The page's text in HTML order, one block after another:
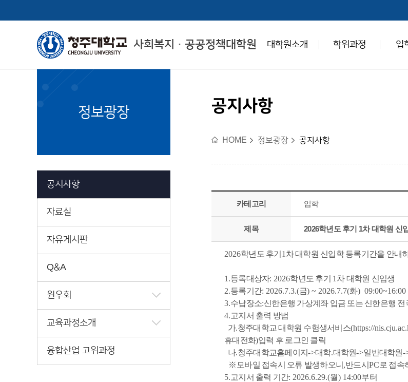
사회복지ㆍ공공정책대학원
CheongJu
대학원소개 학위과정 입
정보광장
공지사항
자료실
자유게시판
Q&A
원우회
교육과정소개
융합산업 고위과정
공지사항
HOME 정보광장 공지사항
카테고리 입학
제목 2026학년도 후기 1차 대학원 신
2026학년도 후기 1 차 대학원 신입학 등록기간을 안내
1.등록대상자: 2026학년도 후기 1 차 대학원 신입생
2.등록기간: 2026.7.3.(금) ~ 2026.7.7(화) 09:00~16:00
3.수납장소:신한은행 가상계좌 입금 또는 신한은행 전
4.고지서 출력 방법
가.청주대학교 대학원 수험생서비스(https://
휴대전화)입력 후 로그인 클릭
나.청주대학교홈페이지 ->대학.대학원->일반대학원-
※ 모바일 접속시 오류 발생하오니 ,반드시 PC 로 접속
5.고지서 출력 기간: 2026.6.29.(월) 14:00부터